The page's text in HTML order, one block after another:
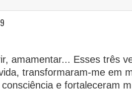
amamentar... Esses três
transformaram-me em
e fortaleceram